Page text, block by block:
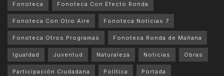
Fonoteca Fonoteca Con Efecto Ronda
Fonoteca Con Otro Aire Fonoteca Noticias 7
Fonoteca Otros Programas Fonoteca Ronda de Mañana
Igualdad Juventud Naturaleza Noticias Obras
Participación Ciudadana Política Portada